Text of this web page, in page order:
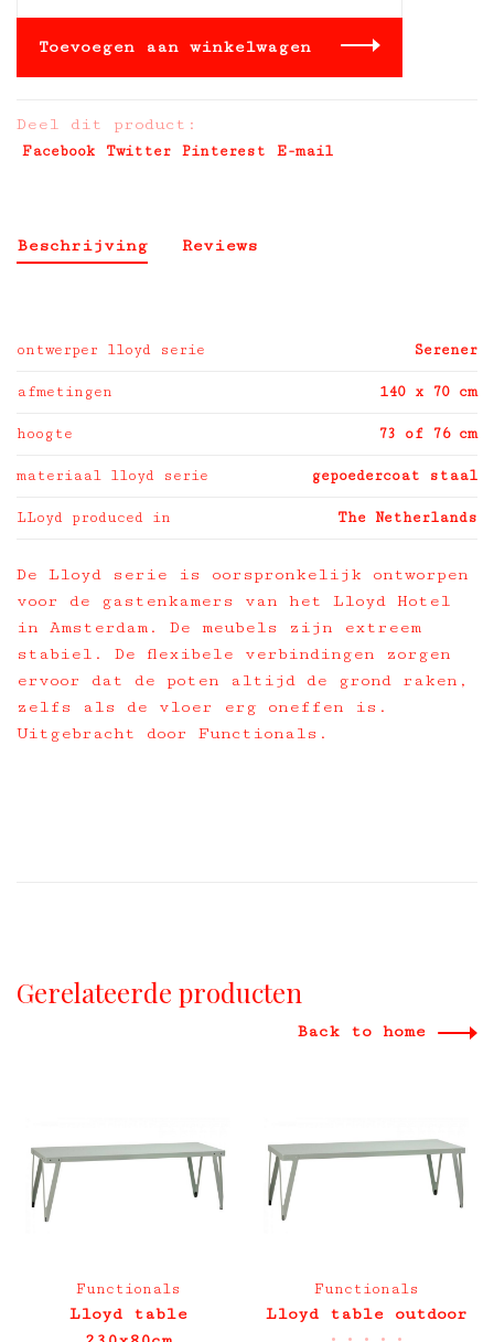
Toevoegen aan winkelwagen
Deel dit product:
Facebook Twitter Pinterest E-mail
Beschrijving Reviews
ontwerper lloyd serie Serener
afmetingen 140 x 70 cm
hoogte 73 of 76 cm
materiaal lloyd serie gepoedercoat staal
LLoyd produced in The Netherlands
De Lloyd serie is oorspronkelijk ontworpen
voor de gastenkamers van het Lloyd Hotel
in Amsterdam. De meubels zijn extreem
stabiel. De flexibele verbindingen zorgen
ervoor dat de poten altijd de grond raken,
zelfs als de vloer erg oneffen is.
Uitgebracht door Functionals.
Gerelateerde producten
Back to home
Functionals
Lloyd table
Functionals
Lloyd table outdoor
• • • • •